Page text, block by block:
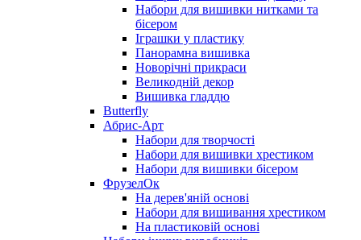
Набори для вишивки нитками та
бісером
Іграшки у пластику
Панорамна вишивка
Новорічні прикраси
Великодній декор
Вишивка гладдю
Butterfly
Абрис-Арт
Набори для творчості
Набори для вишивки хрестиком
Набори для вишивки бісером
ФрузелОк
На дерев'яній основі
Набори для вишивання хрестиком
На пластиковій основі